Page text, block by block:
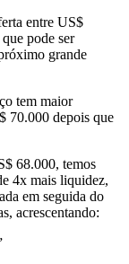
entre US$
pode ser
grande
tem maior
70.000 depois que
68.000, temos
4x mais liquidez,
em seguida do
acrescentando: